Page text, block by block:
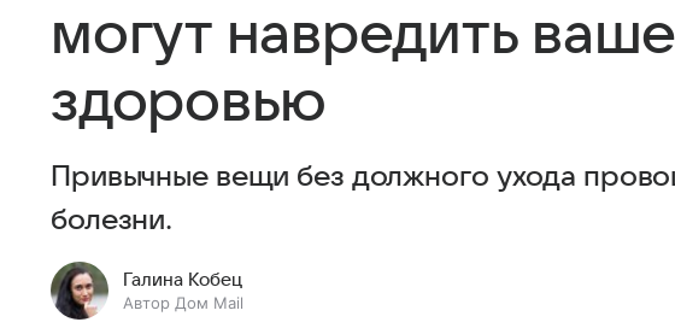
могут навредить
здоровью
Привычные вещи без должного ухода
болезни.
Галина Кобец
Автор Дом Mail